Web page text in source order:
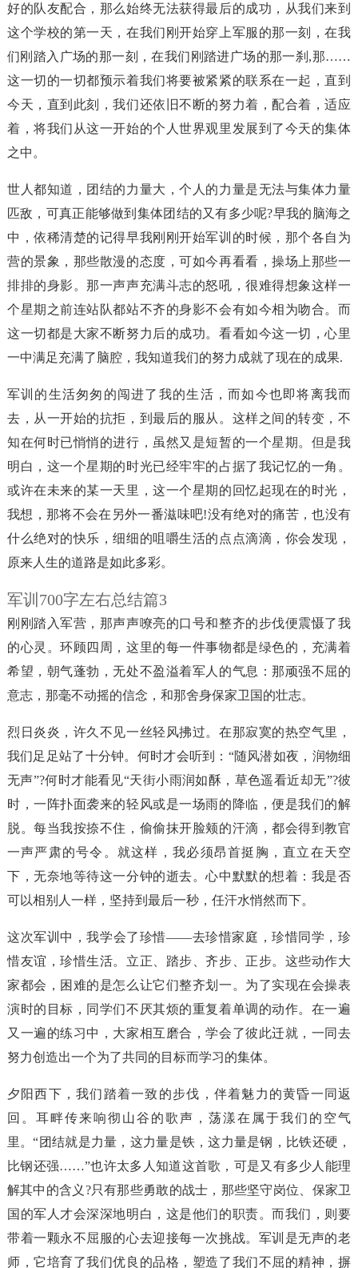
好的队友配合，那么始终无法获得最后的成功，从我们来到
这个学校的第一天，在我们刚开始穿上军服的那一刻，在我
们刚踏入广场的那一刻，在我们刚踏进广场的那一刹,那……
这一切的一切都预示着我们将要被紧紧的联系在一起，直到
今天，直到此刻，我们还依旧不断的努力着，配合着，适应
着，将我们从这一开始的个人世界观里发展到了今天的集体
之中。
世人都知道，团结的力量大，个人的力量是无法与集体力量
匹敌，可真正能够做到集体团结的又有多少呢?早我的脑海之
中，依稀清楚的记得早我刚刚开始军训的时候，那个各自为
营的景象，那些散漫的态度，可如今再看看，操场上那些一
排排的身影。那一声声充满斗志的怒吼，很难得想象这样一
个星期之前连站队都站不齐的身影不会有如今相为吻合。而
这一切都是大家不断努力后的成功。看看如今这一切，心里
一中满足充满了脑腔，我知道我们的努力成就了现在的成果.
军训的生活匆匆的闯进了我的生活，而如今也即将离我而
去，从一开始的抗拒，到最后的服从。这样之间的转变，不
知在何时已悄悄的进行，虽然又是短暂的一个星期。但是我
明白，这一个星期的时光已经牢牢的占据了我记忆的一角。
或许在未来的某一天里，这一个星期的回忆起现在的时光，
我想，那将不会在另外一番滋味吧!没有绝对的痛苦，也没有
什么绝对的快乐，细细的咀嚼生活的点点滴滴，你会发现，
原来人生的道路是如此多彩。
军训700字左右总结篇3
刚刚踏入军营，那声声嘹亮的口号和整齐的步伐便震慑了我
的心灵。环顾四周，这里的每一件事物都是绿色的，充满着
希望，朝气蓬勃，无处不盈溢着军人的气息：那顽强不屈的
意志，那毫不动摇的信念，和那舍身保家卫国的壮志。
烈日炎炎，许久不见一丝轻风拂过。在那寂寞的热空气里，
我们足足站了十分钟。何时才会听到：“随风潜如夜，润物细
无声”?何时才能看见“天街小雨润如酥，草色遥看近却无”?彼
时，一阵扑面袭来的轻风或是一场雨的降临，便是我们的解
脱。每当我按捺不住，偷偷抹开脸颊的汗滴，都会得到教官
一声严肃的号令。就这样，我必须昂首挺胸，直立在天空
下，无奈地等待这一分钟的逝去。心中默默的想着：我是否
可以相别人一样，坚持到最后一秒，任汗水悄然而下。
这次军训中，我学会了珍惜——去珍惜家庭，珍惜同学，珍
惜友谊，珍惜生活。立正、踏步、齐步、正步。这些动作大
家都会，困难的是怎么让它们整齐划一。为了实现在会操表
演时的目标，同学们不厌其烦的重复着单调的动作。在一遍
又一遍的练习中，大家相互磨合，学会了彼此迁就，一同去
努力创造出一个为了共同的目标而学习的集体。
夕阳西下，我们踏着一致的步伐，伴着魅力的黄昏一同返
回。耳畔传来响彻山谷的歌声，荡漾在属于我们的空气
里。“团结就是力量，这力量是铁，这力量是钢，比铁还硬，
比钢还强……”也许太多人知道这首歌，可是又有多少人能理
解其中的含义?只有那些勇敢的战士，那些坚守岗位、保家卫
国的军人才会深深地明白，这是他们的职责。而我们，则要
带着一颗永不屈服的心去迎接每一次挑战。军训是无声的老
师，它培育了我们优良的品格，塑造了我们不屈的精神，摒